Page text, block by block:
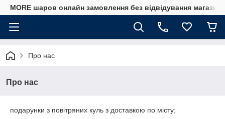
MORE шаров онлайн замовлення без відвідування
Про нас
Про нас
подарунки з повітряних куль з доставкою по місту;